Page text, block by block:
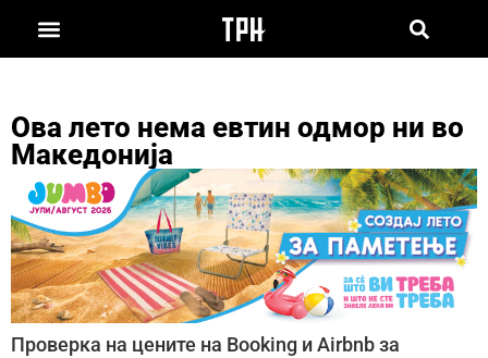
Ова лето нема евтин одмор ни во
Македонија
Проверка на цените на Booking и Airbnb за